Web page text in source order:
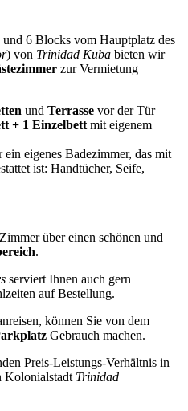
und 6 Blocks vom Hauptplatz des
) von Trinidad Kuba bieten wir
zur Vermietung
und Terrasse vor der Tür
+ 1 Einzelbett mit eigenem
eigenes Badezimmer, das mit
ist: Handtücher, Seife,
über einen schönen und
.
serviert Ihnen auch gern
auf Bestellung.
können Sie von dem
Gebrauch machen.
Preis-Leistungs-Verhältnis in
Kolonialstadt Trinidad